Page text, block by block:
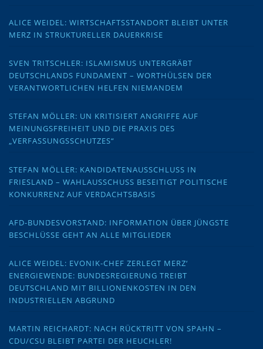
ALICE WEIDEL: WIRTSCHAFTSSTANDORT BLEIBT UNTER
MERZ IN STRUKTURELLER DAUERKRISE
SVEN TRITSCHLER: ISLAMISMUS UNTERGRÄBT
DEUTSCHLANDS FUNDAMENT – WORTHÜLSEN DER
VERANTWORTLICHEN HELFEN NIEMANDEM
STEFAN MÖLLER: UN KRITISIERT ANGRIFFE AUF
MEINUNGSFREIHEIT UND DIE PRAXIS DES
„VERFASSUNGSSCHUTZES“
STEFAN MÖLLER: KANDIDATENAUSSCHLUSS IN
FRIESLAND – WAHLAUSSCHUSS BESEITIGT POLITISCHE
KONKURRENZ AUF VERDACHTSBASIS
AFD-BUNDESVORSTAND: INFORMATION ÜBER JÜNGSTE
BESCHLÜSSE GEHT AN ALLE MITGLIEDER
ALICE WEIDEL: EVONIK-CHEF ZERLEGT MERZ‘
ENERGIEWENDE: BUNDESREGIERUNG TREIBT
DEUTSCHLAND MIT BILLIONENKOSTEN IN DEN
INDUSTRIELLEN ABGRUND
MARTIN REICHARDT: NACH RÜCKTRITT VON SPAHN –
CDU/CSU BLEIBT PARTEI DER HEUCHLER!